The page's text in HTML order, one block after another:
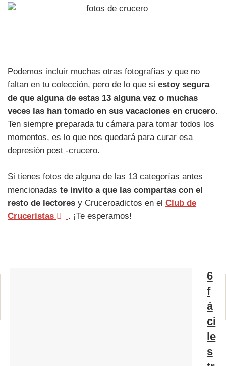
Podemos incluir muchas otras fotografías y que no
faltan en tu colección, pero de lo que si estoy segura
de que alguna de estas 13 alguna vez o muchas
veces las han tomado en sus vacaciones en crucero.
Ten siempre preparada tu cámara para tomar todos los
momentos, es lo que nos quedará para curar esa
depresión post -crucero.
Si tienes fotos de alguna de las 13 categorías antes
mencionadas te invito a que las compartas con el
resto de lectores y Cruceroadictos en el Club de
Cruceristas
. ¡Te esperamos!
6
f
á
ci
le
s